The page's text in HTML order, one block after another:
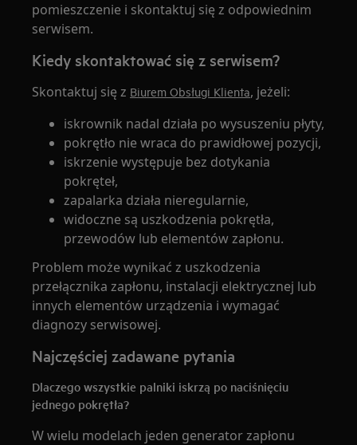
pomieszczenie i skontaktuj się z odpowiednim
serwisem.
Kiedy skontaktować się z serwisem?
Skontaktuj się z Biurem Obsługi Klienta, jeżeli:
iskrownik nadal działa po wysuszeniu płyty,
pokrętło nie wraca do prawidłowej pozycji,
iskrzenie występuje bez dotykania
pokręteł,
zapalarka działa nieregularnie,
widoczne są uszkodzenia pokrętła,
przewodów lub elementów zapłonu.
Problem może wynikać z uszkodzenia
przełącznika zapłonu, instalacji elektrycznej lub
innych elementów urządzenia i wymagać
diagnozy serwisowej.
Najczęściej zadawane pytania
Dlaczego wszystkie palniki iskrzą po naciśnięciu
jednego pokrętła?
W wielu modelach jeden generator zapłonu